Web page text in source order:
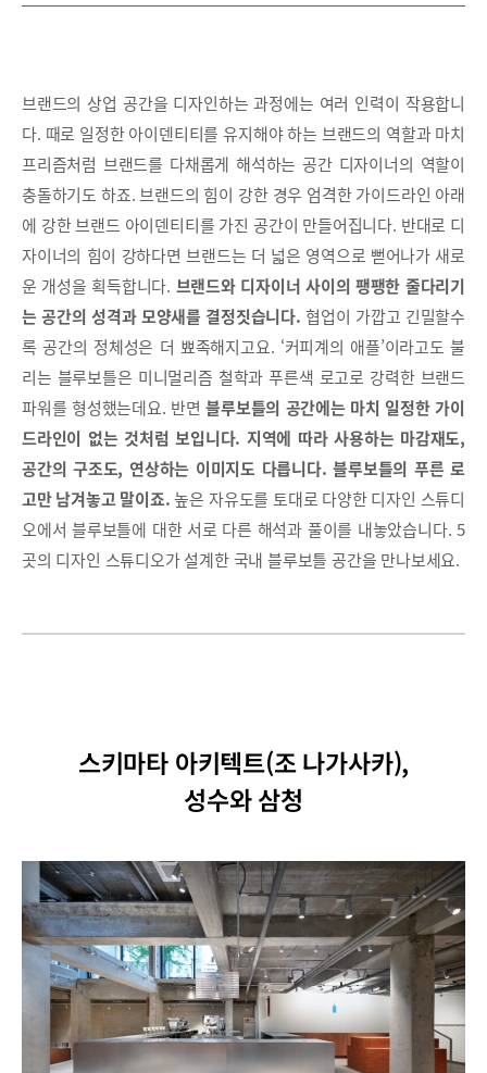
브랜드의 상업 공간을 디자인하는 과정에는 여러 인력이 작용합니
다. 때로 일정한 아이덴티티를 유지해야 하는 브랜드의 역할과 마치
프리즘처럼 브랜드를 다채롭게 해석하는 공간 디자이너의 역할이
충돌하기도 하죠. 브랜드의 힘이 강한 경우 엄격한 가이드라인 아래
에 강한 브랜드 아이덴티티를 가진 공간이 만들어집니다. 반대로 디
자이너의 힘이 강하다면 브랜드는 더 넓은 영역으로 뻗어나가 새로
운 개성을 획득합니다. 브랜드와 디자이너 사이의 팽팽한 줄다리기
는 공간의 성격과 모양새를 결정짓습니다. 협업이 가깝고 긴밀할수
록 공간의 정체성은 더 뾰족해지고요. ‘커피계의 애플’이라고도 불
리는 블루보틀은 미니멀리즘 철학과 푸른색 로고로 강력한 브랜드
파워를 형성했는데요. 반면블루보틀의 공간에는 마치 일정한 가이
드라인이 없는 것처럼 보입니다. 지역에 따라 사용하는 마감재도,
공간의 구조도, 연상하는 이미지도 다릅니다. 블루보틀의 푸른 로
고만 남겨놓고 말이죠.높은 자유도를 토대로 다양한 디자인 스튜디
오에서 블루보틀에 대한 서로 다른 해석과 풀이를 내놓았습니다. 5
곳의 디자인 스튜디오가 설계한 국내 블루보틀 공간을 만나보세요.
스키마타 아키텍트(조 나가사카),
성수와 삼청